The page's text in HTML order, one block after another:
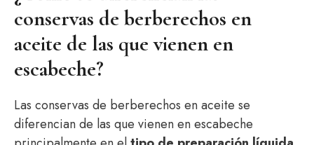
conservas de berberechos en
aceite de las que vienen en
escabeche?
Las conservas de berberechos en aceite se
diferencian de las que vienen en escabeche